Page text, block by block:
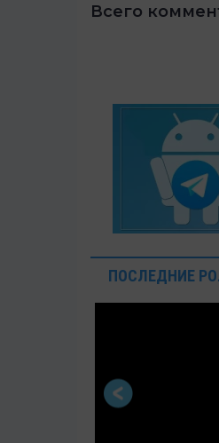
Всего
ПОСЛЕДНИЕ